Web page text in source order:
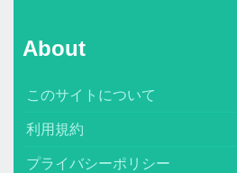
About
このサイトについて
利用規約
プライバシーポリシー